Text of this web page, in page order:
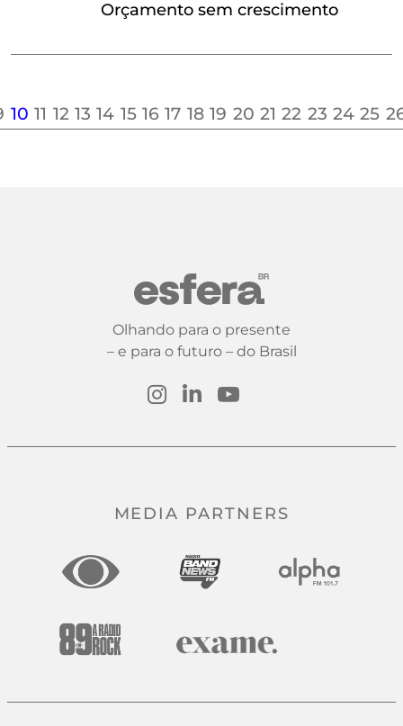
Orçamento sem crescimento
10 11 12 13 14 15 16 17 18 19 20 21 22 23 24 25
Olhando para o presente
– e para o futuro – do Brasil
MEDIA PARTNERS